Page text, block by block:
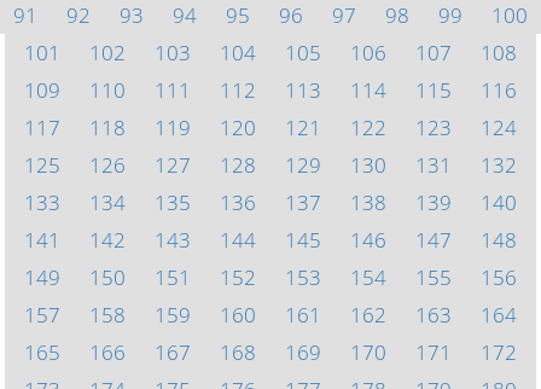
91
92 93 94 95 96 97 98 99
100
101
102 103 104 105 106 107
108
109
110 111 112 113 114 115
116
117
118 119 120 121 122 123
124
125
126 127 128 129 130 131
132
133
134 135 136 137 138 139
140
141
142 143 144 145 146 147
148
149
150 151 152 153 154 155
156
157
158 159 160 161 162 163
164
165
166 167 168 169 170 171
172